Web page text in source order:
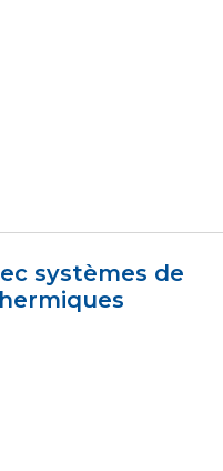
systèmes de